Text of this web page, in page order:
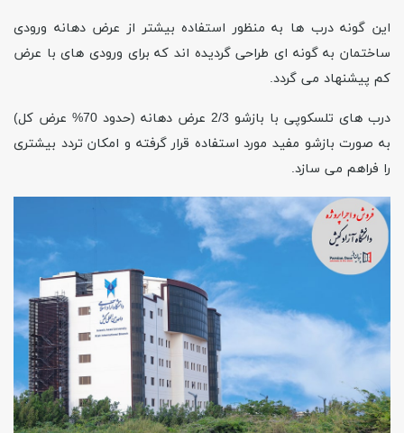
این گونه درب ها به منظور استفاده بیشتر از عرض دهانه ورودی
ساختمان به گونه ای طراحی گردیده اند که برای ورودی های با عرض
کم پیشنهاد می گردد.
درب های تلسکوپی با بازشو 2/3 عرض دهانه (حدود 70% عرض کل)
به صورت بازشو مفید مورد استفاده قرار گرفته و امکان تردد بیشتری
را فراهم می سازد.